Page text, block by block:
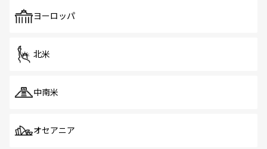
で、ホーカーズは地元の風情を楽しめる外せないスポット
ヨーロッパ
北米
中南米
オセアニア